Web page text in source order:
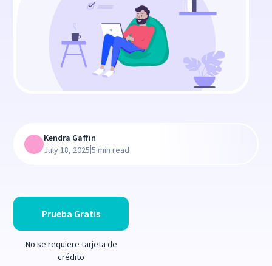
Prueba Gratis
No se requiere tarjeta de
crédito
Kendra Gaffin
July 18, 2025|5 min read